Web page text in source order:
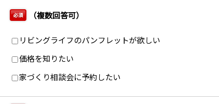
必須 （複数回答可）
リビングライフのパンフレットが欲しい
価格を知りたい
家づくり相談会に予約したい